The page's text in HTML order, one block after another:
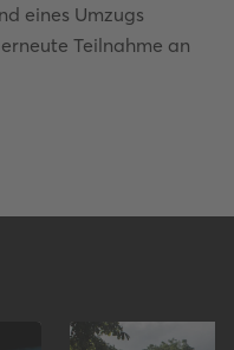
eines Umzugs
Teilnahme an